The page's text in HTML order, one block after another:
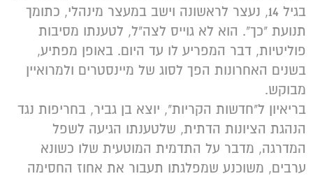
בגיל 14, נעצר לראשונה וישב במעצר מינהלי, כתומך
תנועת "כך". הוא לא גוייס לצה"ל, לטענתו מסיבות
פוליטיות, דבר המפריע לו עד היום. באופן מפתיע,
בשנים האחרונות הפך לסוג של מיינסטרים ולמרואיין
מבוקש.
בריאיון ל"חדשות הקריות", יוצא בן גביר, בחריפות נגד
הנהגת הציונות הדתית, שלטענתו הגיעה לשפל
המדרגה, מדבר על התדמית המוטעית שלו כשונא
ערבים, משוכנע שמפלגתו תעבור את אחוז החסימה